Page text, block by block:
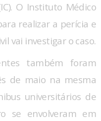
O Instituto Médico
realizar a perícia e
vai investigar o caso.
também foram
de maio na mesma
universitários de
se envolveram em